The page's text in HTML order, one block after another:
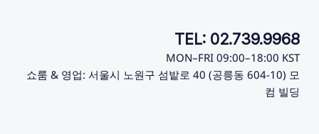
TEL: 02.739.9968
MON–FRI 09:00–18:00 KST
쇼룸 & 영업: 서울시 노원구 섬밭로 40 (공릉동 604-10) 모
컴 빌딩